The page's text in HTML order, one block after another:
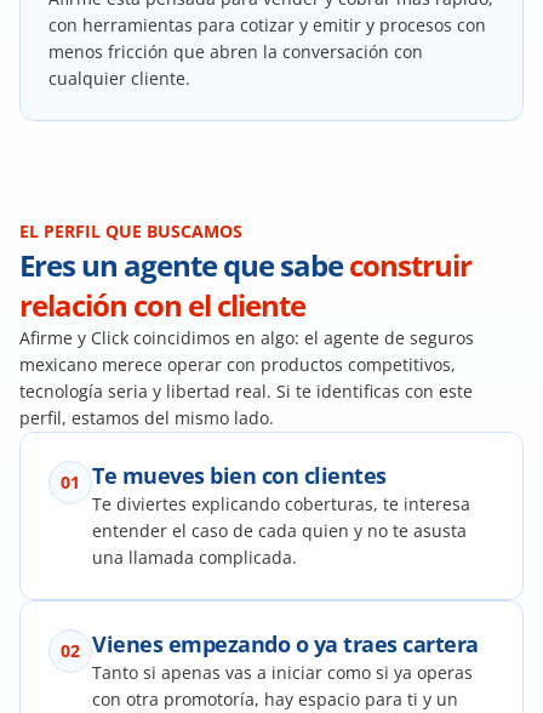
con herramientas para cotizar y emitir y procesos con
menos fricción que abren la conversación con
cualquier cliente.
EL PERFIL QUE BUSCAMOS
Eres un agente que sabe construir
relación con el cliente
Afirme y Click coincidimos en algo: el agente de seguros
mexicano merece operar con productos competitivos,
tecnología seria y libertad real. Si te identificas con este
perfil, estamos del mismo lado.
01 Te mueves bien con clientes
Te diviertes explicando coberturas, te interesa
entender el caso de cada quien y no te asusta
una llamada complicada.
02 Vienes empezando o ya traes cartera
Tanto si apenas vas a iniciar como si ya operas
con otra promotoría, hay espacio para ti y un